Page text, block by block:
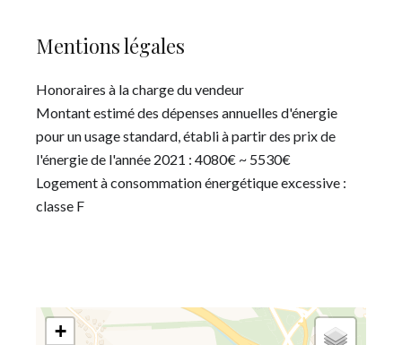
Mentions légales
Honoraires à la charge du vendeur
Montant estimé des dépenses annuelles d'énergie
pour un usage standard, établi à partir des prix de
l'énergie de l'année 2021 : 4080€ ~ 5530€
Logement à consommation énergétique excessive :
classe F
+